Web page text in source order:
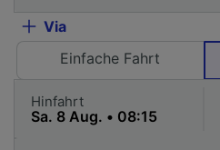
Via
Einfache Fahrt
Hinfahrt